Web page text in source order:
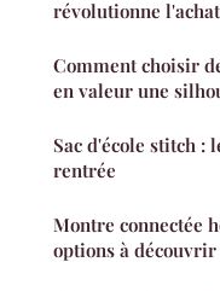
révolutionne
Comment choisir
en valeur une
Sac d'école stitch :
rentrée
Montre connectée
options à découvrir